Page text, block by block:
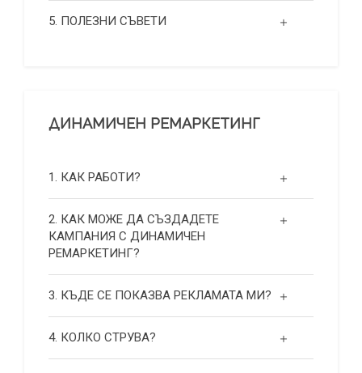
5. ПОЛЕЗНИ СЪВЕТИ
ДИНАМИЧЕН РЕМАРКЕТИНГ
1. КАК РАБОТИ?
2. КАК МОЖЕ ДА СЪЗДАДЕТЕ
КАМПАНИЯ С ДИНАМИЧЕН
РЕМАРКЕТИНГ?
3. КЪДЕ СЕ ПОКАЗВА РЕКЛАМАТА МИ?
4. КОЛКО СТРУВА?